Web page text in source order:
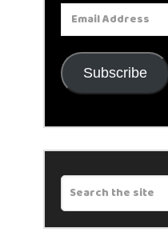
Email
Address
Subscribe